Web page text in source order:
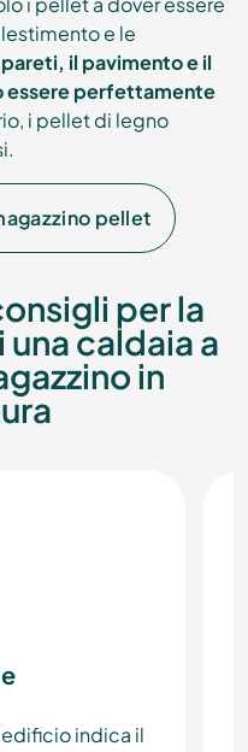
e le
pareti, il pavimento e il
essere perfettamente
i pellet di legno
pellet
per la
caldaia a
in
indica il